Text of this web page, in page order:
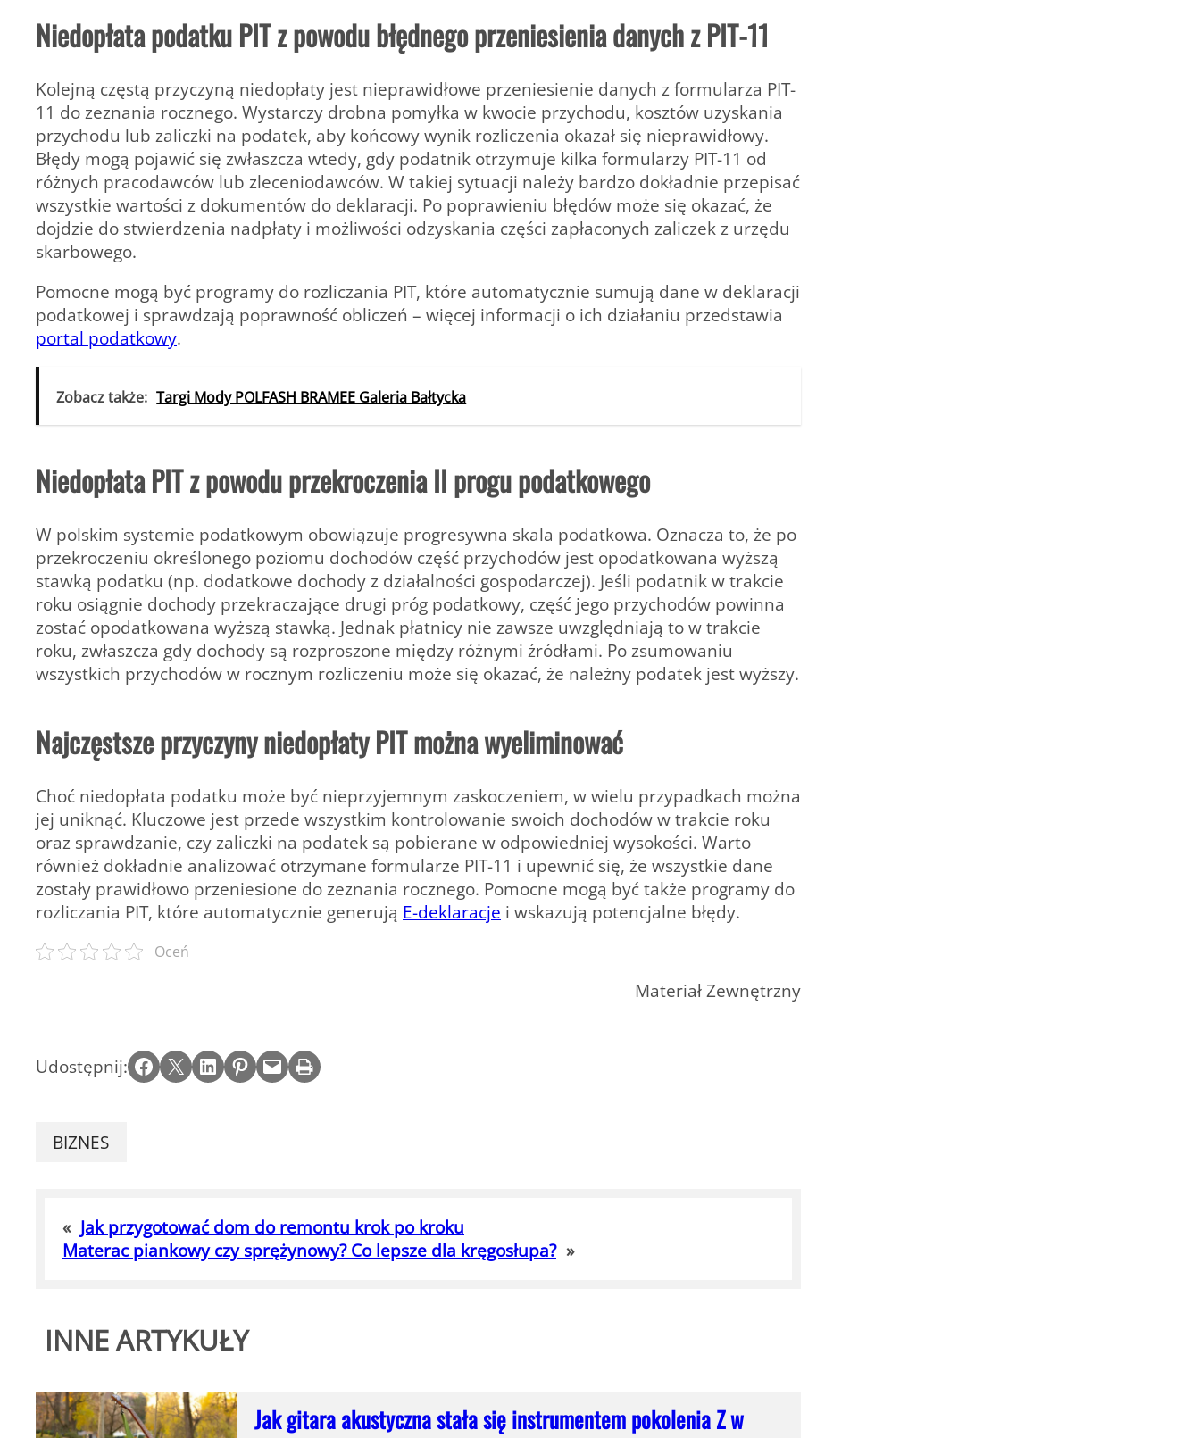
Niedopłata podatku PIT z powodu błędnego przeniesienia danych z PIT-11
Kolejną częstą przyczyną niedopłaty jest nieprawidłowe przeniesienie danych z formularza PIT-
11 do zeznania rocznego. Wystarczy drobna pomyłka w kwocie przychodu, kosztów uzyskania
przychodu lub zaliczki na podatek, aby końcowy wynik rozliczenia okazał się nieprawidłowy.
Błędy mogą pojawić się zwłaszcza wtedy, gdy podatnik otrzymuje kilka formularzy PIT-11 od
różnych pracodawców lub zleceniodawców. W takiej sytuacji należy bardzo dokładnie przepisać
wszystkie wartości z dokumentów do deklaracji. Po poprawieniu błędów może się okazać, że
dojdzie do stwierdzenia nadpłaty i możliwości odzyskania części zapłaconych zaliczek z urzędu
skarbowego.
Pomocne mogą być programy do rozliczania PIT, które automatycznie sumują dane w deklaracji
podatkowej i sprawdzają poprawność obliczeń – więcej informacji o ich działaniu przedstawia
portal podatkowy.
Zobacz także: Targi Mody POLFASH BRAMEE Galeria Bałtycka
Niedopłata PIT z powodu przekroczenia II progu podatkowego
W polskim systemie podatkowym obowiązuje progresywna skala podatkowa. Oznacza to, że po
przekroczeniu określonego poziomu dochodów część przychodów jest opodatkowana wyższą
stawką podatku (np. dodatkowe dochody z działalności gospodarczej). Jeśli podatnik w trakcie
roku osiągnie dochody przekraczające drugi próg podatkowy, część jego przychodów powinna
zostać opodatkowana wyższą stawką. Jednak płatnicy nie zawsze uwzględniają to w trakcie
roku, zwłaszcza gdy dochody są rozproszone między różnymi źródłami. Po zsumowaniu
wszystkich przychodów w rocznym rozliczeniu może się okazać, że należny podatek jest wyższy.
Najczęstsze przyczyny niedopłaty PIT można wyeliminować
Choć niedopłata podatku może być nieprzyjemnym zaskoczeniem, w wielu przypadkach można
jej uniknąć. Kluczowe jest przede wszystkim kontrolowanie swoich dochodów w trakcie roku
oraz sprawdzanie, czy zaliczki na podatek są pobierane w odpowiedniej wysokości. Warto
również dokładnie analizować otrzymane formularze PIT-11 i upewnić się, że wszystkie dane
zostały prawidłowo przeniesione do zeznania rocznego. Pomocne mogą być także programy do
rozliczania PIT, które automatycznie generują E-deklaracje i wskazują potencjalne błędy.
Oceń
Materiał Zewnętrzny
Udostępnij: Share on Facebook Email this Page Share on LinkedIn Share on Pinterest Email this Page Print this Page
BIZNES
« Jak przygotować dom do remontu krok po kroku
Materac piankowy czy sprężynowy? Co lepsze dla kręgosłupa? »
INNE ARTYKUŁY
Jak gitara akustyczna stała się instrumentem pokolenia Z w